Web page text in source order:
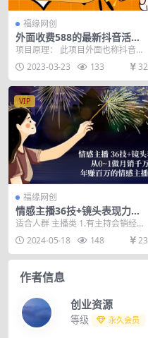
福缘网创
外面收费588的最新抖音活退
项目，单号一天利润100+【仅
揭秘】
项目原理： 此项目外面也称抖音活
退，我们这个玩法比较暴力一单投
入20米，一单最少...
2023-03-23 133 32
VIP
福缘网创
情感主播36技+镜头表现力：
从0~1做月销千万的，年赚百
万的情感主播（37节）
适合人群 主播类 1.有主持会销经
验，口才好、形象佳 2.有直播带货
经验，懂流量...
2024-05-18 148 23
作者信息
创业资源
等级 永久会员